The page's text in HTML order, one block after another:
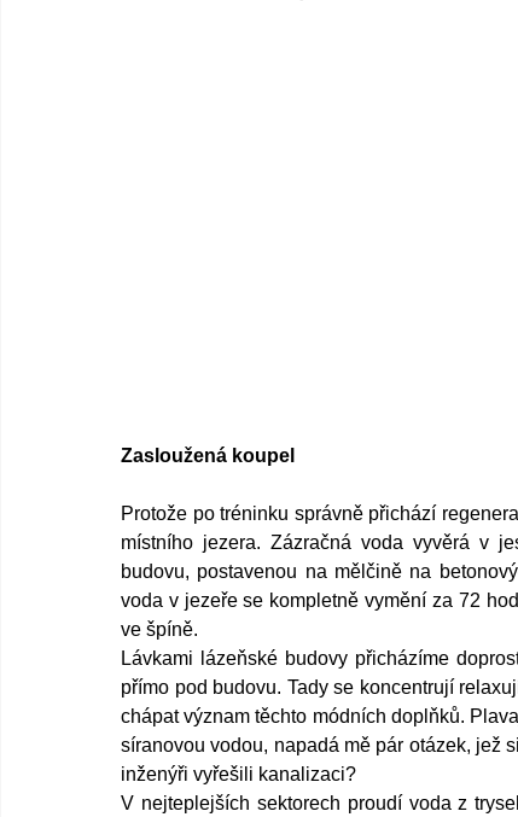
Zasloužená koupel
Protože po tréninku správně přichází
místního jezera. Zázračná voda vyvěrá v
budovu, postavenou na mělčině na
voda v jezeře se kompletně vymění za 72
ve špíně.
Lávkami lázeňské budovy přicházíme
přímo pod budovu. Tady se koncentrují
chápat význam těchto módních doplňků.
síranovou vodou, napadá mě pár otázek, jež
inženýři vyřešili kanalizaci?
V nejteplejších sektorech proudí voda z